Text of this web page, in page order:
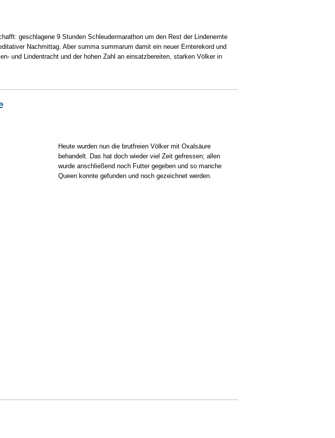
geschlagene 9 Stunden Schleudermarathon um den Rest der Lindenernte
Nachmittag. Aber summa summarum damit ein neuer Ernterekord und
und Lindentracht und der hohen Zahl an einsatzbereiten, starken Völker in
Heute wurden nun die brutfreien Völker mit Oxalsäure
behandelt. Das hat doch wieder viel Zeit gefressen; allen
wurde anschließend noch Futter gegeben und so manche
Queen konnte gefunden und noch gezeichnet werden.